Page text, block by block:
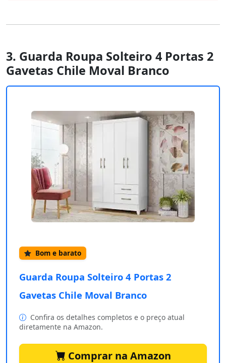
3. Guarda Roupa Solteiro 4 Portas 2
Gavetas Chile Moval Branco
Bom e barato
Guarda Roupa Solteiro 4 Portas 2
Gavetas Chile Moval Branco
Confira os detalhes completos e o preço atual
diretamente na Amazon.
Comprar na Amazon